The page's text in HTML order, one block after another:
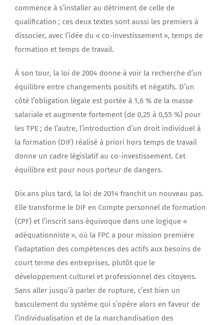
commence à s’installer au détriment de celle de
qualification ; ces deux textes sont aussi les premiers à
dissocier, avec l’idée du « co-investissement », temps de
formation et temps de travail.
À son tour, la loi de 2004 donne à voir la recherche d’un
équilibre entre changements positifs et négatifs. D’un
côté l’obligation légale est portée à 1,6 % de la masse
salariale et augmente fortement (de 0,25 à 0,55 %) pour
les TPE ; de l’autre, l’introduction d’un droit individuel à
la formation (DIF) réalisé à priori hors temps de travail
donne un cadre législatif au co-investissement. Cet
équilibre est pour nous porteur de dangers.
Dix ans plus tard, la loi de 2014 franchit un nouveau pas.
Elle transforme le DIF en Compte personnel de formation
(CPF) et l’inscrit sans équivoque dans une logique «
adéquationniste », où la FPC a pour mission première
l’adaptation des compétences des actifs aux besoins de
court terme des entreprises, plutôt que le
développement culturel et professionnel des citoyens.
Sans aller jusqu’à parler de rupture, c’est bien un
basculement du système qui s’opère alors en faveur de
l’individualisation et de la marchandisation des